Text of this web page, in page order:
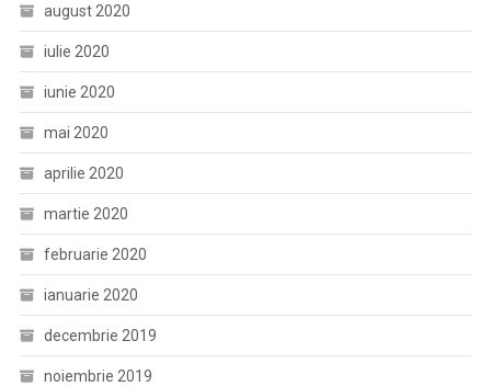
august 2020
iulie 2020
iunie 2020
mai 2020
aprilie 2020
martie 2020
februarie 2020
ianuarie 2020
decembrie 2019
noiembrie 2019